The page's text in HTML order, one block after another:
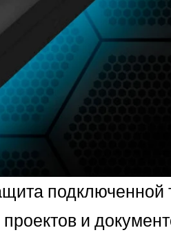
подключенной
и